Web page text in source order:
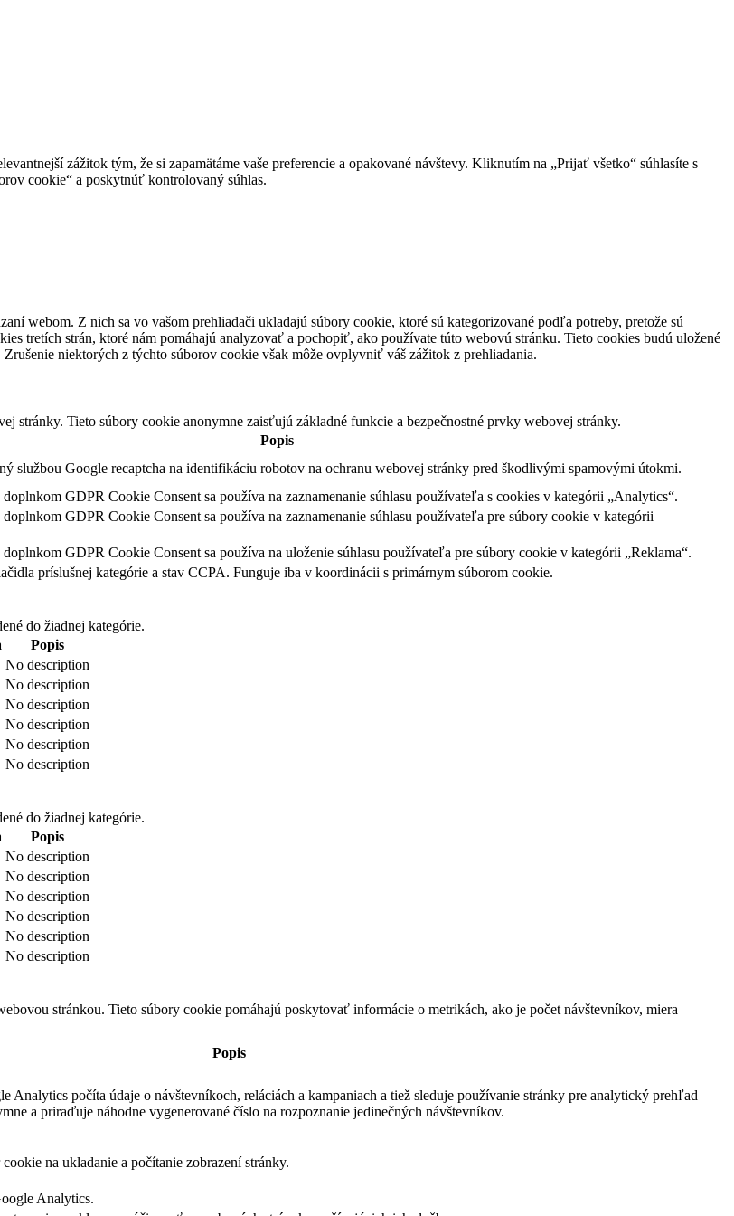
zážitok tým, že si zapamätáme vaše preferencie a opakované návštevy. Kliknutím na „Prijať všetko“ súhlasíte s
cookie“ a poskytnúť kontrolovaný súhlas.
webom. Z nich sa vo vašom prehliadači ukladajú súbory cookie, ktoré sú kategorizované podľa potreby, pretože sú
tretích strán, ktoré nám pomáhajú analyzovať a pochopiť, ako používate túto webovú stránku. Tieto cookies budú uložené
niektorých z týchto súborov cookie však môže ovplyvniť váš zážitok z prehliadania.
stránky. Tieto súbory cookie anonymne zaisťujú základné funkcie a bezpečnostné prvky webovej stránky.
Popis
službou Google recaptcha na identifikáciu robotov na ochranu webovej stránky pred škodlivými spamovými útokmi.
GDPR Cookie Consent sa používa na zaznamenanie súhlasu používateľa s cookies v kategórii „Analytics“.
GDPR Cookie Consent sa používa na zaznamenanie súhlasu používateľa pre súbory cookie v kategórii
GDPR Cookie Consent sa používa na uloženie súhlasu používateľa pre súbory cookie v kategórii „Reklama“.
príslušnej kategórie a stav CCPA. Funguje iba v koordinácii s primárnym súborom cookie.
do žiadnej kategórie.
Popis
No description
No description
No description
No description
No description
No description
do žiadnej kategórie.
Popis
No description
No description
No description
No description
No description
No description
stránkou. Tieto súbory cookie pomáhajú poskytovať informácie o metrikách, ako je počet návštevníkov, miera
Popis
Analytics počíta údaje o návštevníkoch, reláciách a kampaniach a tiež sleduje používanie stránky pre analytický prehľad
a priraďuje náhodne vygenerované číslo na rozpoznanie jedinečných návštevníkov.
na ukladanie a počítanie zobrazení stránky.
Analytics.